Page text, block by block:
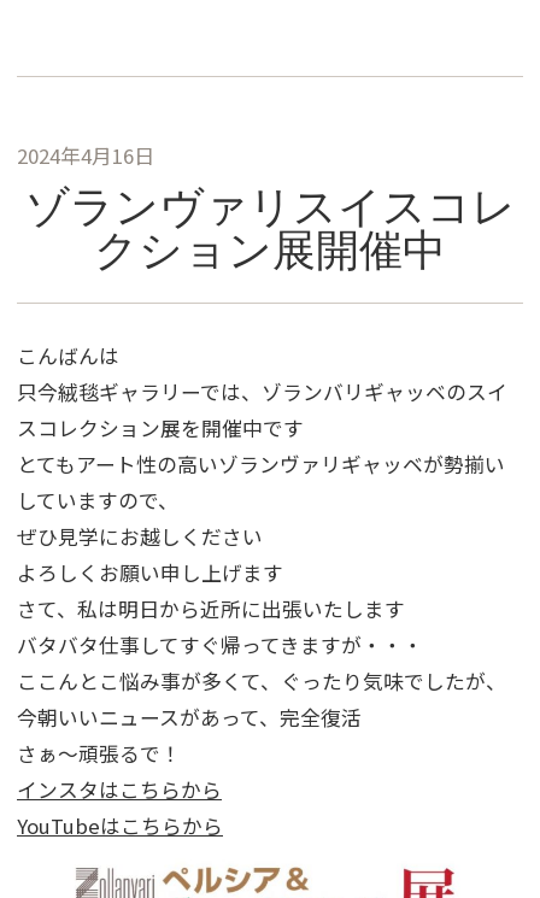
2024年4月16日
ゾランヴァリスイスコレ
クション展開催中
こんばんは
只今絨毯ギャラリーでは、ゾランバリギャッベのスイ
スコレクション展を開催中です
とてもアート性の高いゾランヴァリギャッベが勢揃い
していますので、
ぜひ見学にお越しください
よろしくお願い申し上げます
さて、私は明日から近所に出張いたします
バタバタ仕事してすぐ帰ってきますが・・・
ここんとこ悩み事が多くて、ぐったり気味でしたが、
今朝いいニュースがあって、完全復活
さぁ～頑張るで！
インスタはこちらから
YouTubeはこちらから